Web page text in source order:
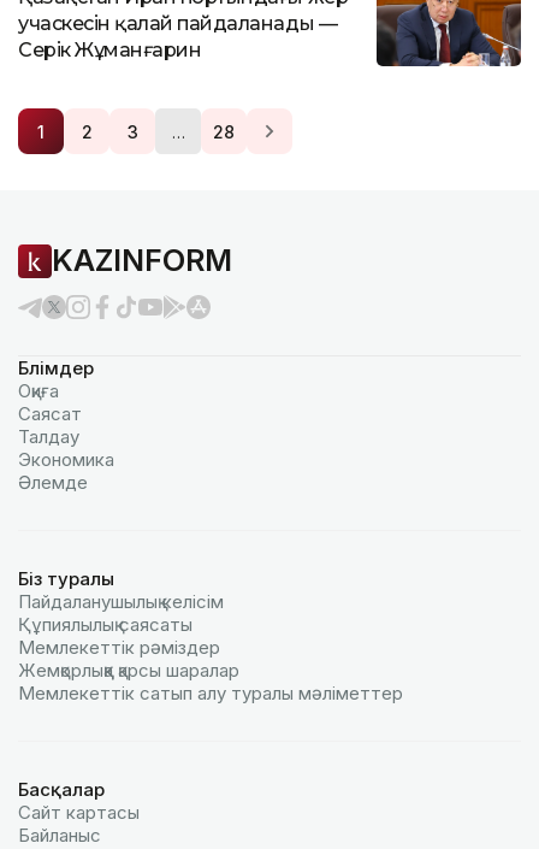
учаскесін қалай пайдаланады —
Серік Жұманғарин
1 2 3 … 28
KAZINFORM
Бөлімдер
Оқиға
Саясат
Талдау
Экономика
Әлемде
Біз туралы
Пайдаланушылық келiciм
Құпиялылық саясаты
Мемлекеттік рәміздер
Жемқорлыққа қарсы шаралар
Мемлекеттік сатып алу туралы мәлiметтер
Басқалар
Сайт картасы
Байланыс